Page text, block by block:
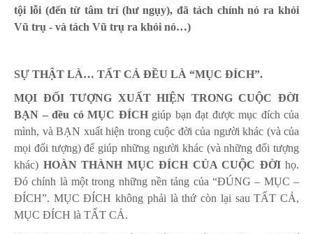
tội lỗi (đến từ tâm trí (hư ngụy), đã tách chính nó ra khỏi
Vũ trụ - và tách Vũ trụ ra khỏi nó…)
SỰ THẬT LÀ… TẤT CẢ ĐỀU LÀ “MỤC ĐÍCH”.
MỌI ĐỐI TƯỢNG XUẤT HIỆN TRONG CUỘC ĐỜI
BẠN – đều có MỤC ĐÍCHgiúp bạn đạt được mục đích của
mình, và BẠN xuất hiện trong cuộc đời của người khác (và của
mọi đối tượng) để giúp những người khác (và những đối tượng
khác) HOÀN THÀNH MỤC ĐÍCH CỦA CUỘC ĐỜIhọ.
Đó chính là một trong những nền tảng của “ĐÚNG – MỤC –
ĐÍCH”. MỤC ĐÍCH không phải là thứ còn lại sau TẤT CẢ,
MỤC ĐÍCH là TẤT CẢ.